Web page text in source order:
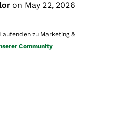
on May 22, 2026
zu Marketing &
Community